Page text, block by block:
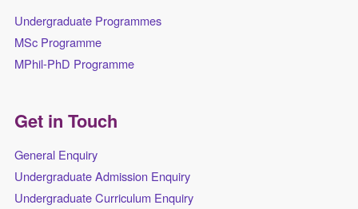
Undergraduate Programmes
MSc Programme
MPhil-PhD Programme
Get in Touch
General Enquiry
Undergraduate Admission Enquiry
Undergraduate Curriculum Enquiry